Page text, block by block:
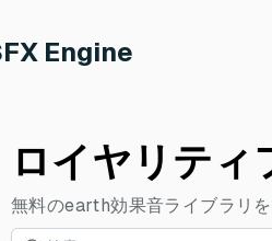
Engine
ロイヤリテ
無料のearth効果音ライブラリ